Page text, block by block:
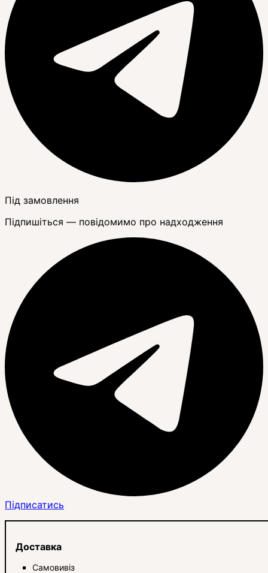
Під замовлення
Підпишіться — повідомимо про надходження
Підписатись
Доставка
Самовивіз